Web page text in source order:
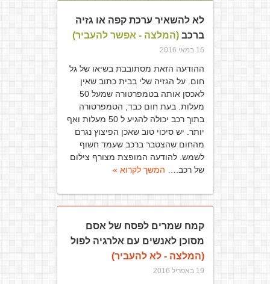
לא להשאיר ערכת קפה או גזיה
ברכב(המלצה - אפשר להעביר)
16 במאי 2016
ההודעה הזאת מסתובבת בשיאו של גל
חום. על הגזיה שלי בבית כתוב שאין
לאכסן אותה בטמפרטורה שמעל 50
מעלות. בעת חום כבד, הטמפרטורה
בתוך רכב יכולה להגיע ל 50 מעלות ואף
יותר. יש סיכוי טוב שאכן הפיצוץ נגרם
מהחום שהצטבר ברכב שעמד חשוף
לשמש. להודעה המופצת מצורף צילום
של רכב.… המשך לקרוא »
קמח שמרים לפסח של אסם
מסוכן לאנשים עם אלרגיה לפול
(המלצה - לא להעביר)
19 באפריל 2016